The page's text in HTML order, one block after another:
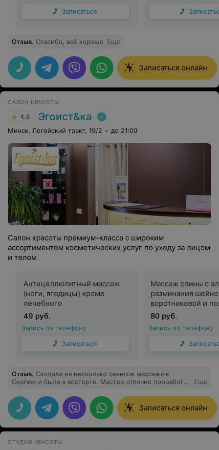
Записаться
Отзыв. Спасибо, всё хорошо Еще
Записаться онлайн
САЛОН КРАСОТЫ
4.9 Эгоист&ка
Минск, Логойский тракт, 19/2 до 21:00
Салон красоты премиум-класса с широким
ассортиментом косметических услуг по уходу за лицом
и телом
Антицеллюлитный массаж
(ноги, ягодицы) кроме
лечебного
49 руб.
Запись по телефону
Записаться
Массаж спины с
разминания
воротниковой и
областей (кроме
80 руб.
Запись по телефону
Отзыв. Сходила на несколько сеансов массажа к
Сергею и была в восторге. Мастер отлично проработал
Боль в спине и пояснице больше не беспокоит.
Рекомендую
Еще
Записаться онлайн
СТУДИЯ КРАСОТЫ